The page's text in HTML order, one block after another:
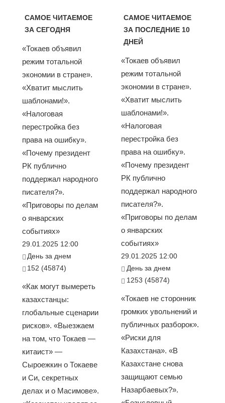
САМОЕ ЧИТАЕМОЕ
ЗА СЕГОДНЯ
«Токаев объявил
режим тотальной
экономии в стране».
«Хватит мыслить
шаблонами!».
«Налоговая
перестройка без
права на ошибку».
«Почему президент
РК публично
поддержал народного
писателя?».
«Приговоры по делам
о январских
событиях»
29.01.2025 12:00
День за днем
152 (45874)
«Как могут вымереть
казахстанцы:
глобальные сценарии
рисков». «Выезжаем
на том, что Токаев —
китаист» —
Сыроежкин о Токаеве
и Си, секретных
делах и о Масимове».
САМОЕ ЧИТАЕМОЕ
ЗА ПОСЛЕДНИЕ 10
ДНЕЙ
«Токаев объявил
режим тотальной
экономии в стране».
«Хватит мыслить
шаблонами!».
«Налоговая
перестройка без
права на ошибку».
«Почему президент
РК публично
поддержал народного
писателя?».
«Приговоры по делам
о январских
событиях»
29.01.2025 12:00
День за днем
1253 (45874)
«Токаев не сторонник
громких увольнений и
публичных разборок».
«Риски для
Казахстана». «В
Казахстане снова
защищают семью
Назарбаевых?».